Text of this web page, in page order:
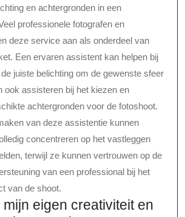
en achtergronden in een
professionele fotografen en
deze service aan als onderdeel van
Een ervaren assistent kan helpen bij
juiste belichting om de gewenste sfeer
ook assisteren bij het kiezen en
achtergronden voor de fotoshoot.
van deze assistentie kunnen
concentreren op het vastleggen
terwijl ze kunnen vertrouwen op de
van een professional bij het
van de shoot.
eigen creativiteit en